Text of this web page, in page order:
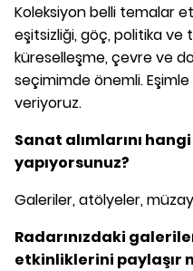
Koleksiyon belli temalar
eşitsizliği, göç, politika ve
küreselleşme, çevre ve
seçimimde önemli.
veriyoruz.
Sanat alımlarını
yapıyorsunuz?
Galeriler, atölyeler,
Radarınızdaki
etkinliklerini paylaşır